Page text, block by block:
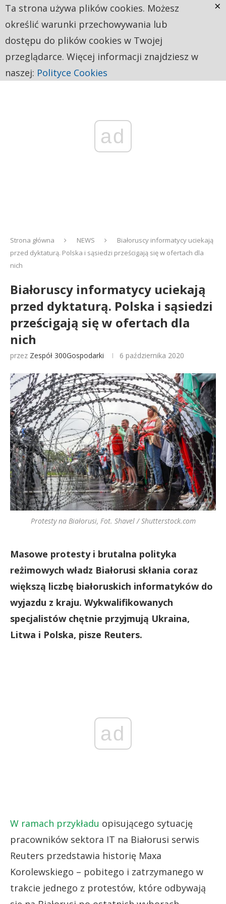
ad
Strona główna NEWS
Białoruscy informatycy uciekają
przed dyktaturą. Polska i sąsiedzi prześcigają się w ofertach dla
nich
Białoruscy informatycy uciekają
przed dyktaturą. Polska i sąsiedzi
prześcigają się w ofertach dla
nich
przez Zespół 300Gospodarki 6 października 2020
Protesty na Białorusi, Fot. Shavel / Shutterstock.com
Masowe protesty i brutalna polityka
reżimowych władz Białorusi skłania coraz
większą liczbę białoruskich informatyków do
wyjazdu z kraju. Wykwalifikowanych
specjalistów chętnie przyjmują Ukraina,
Litwa i Polska, pisze Reuters.
ad
W ramach przykładu opisującego sytuację
pracowników sektora IT na Białorusi serwis
Reuters przedstawia historię Maxa
Korolewskiego – pobitego i zatrzymanego w
trakcie jednego z protestów, które odbywają
Ta strona używa plików cookies. Możesz
określić warunki przechowywania lub
dostępu do plików cookies w Twojej
przeglądarce. Więcej informacji znajdziesz w
naszej: Polityce Cookies
×